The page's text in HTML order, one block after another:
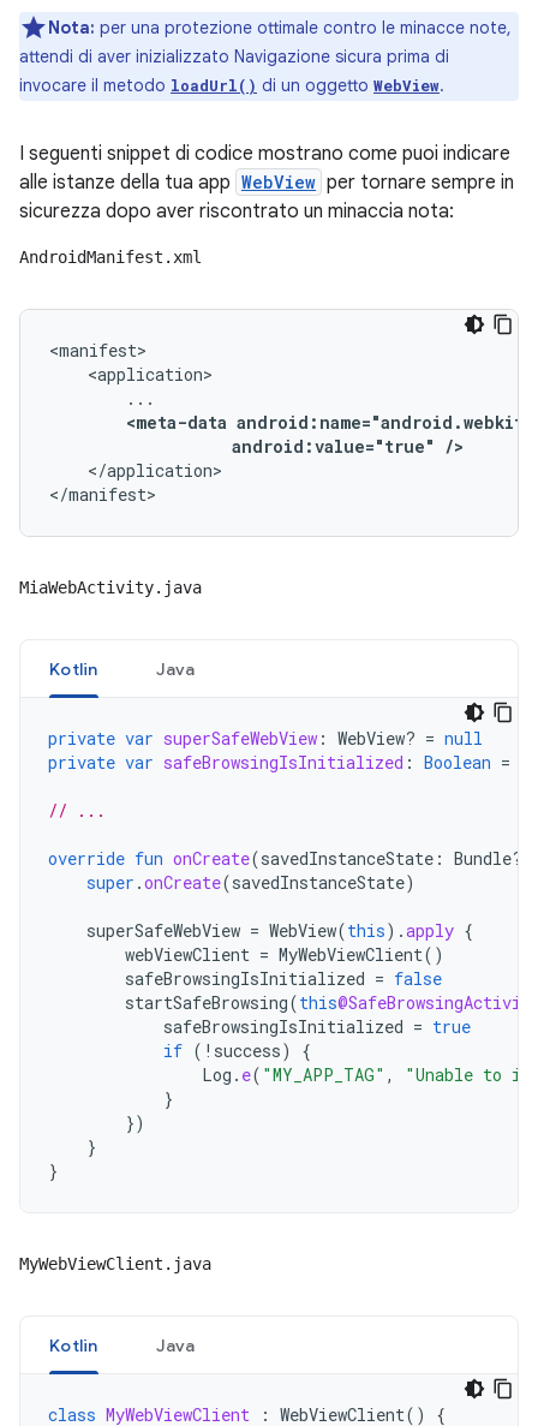
Nota: per una protezione ottimale contro le minacce note,
attendi di aver inizializzato Navigazione sicura prima di
invocare il metodo loadUrl() di un oggetto WebView.
I seguenti snippet di codice mostrano come puoi indicare
alle istanze della tua app WebView per tornare sempre in
sicurezza dopo aver riscontrato un minaccia nota:
AndroidManifest.xml
<manifest>
    <application>
        ...
<meta-data
                   android:value="true" />
    </application>
</manifest>
MiaWebActivity.java
Kotlin Java
private var superSafeWebView : WebView? = null
private var safeBrowsingIsInitialized : Boolean =
// ...
override fun onCreate(savedInstanceState : Bundle?)
super .onCreate(savedInstanceState)
superSafeWebView = WebView(this).apply {
webViewClient = MyWebViewClient()
safeBrowsingIsInitialized = false
startSafeBrowsing(this
safeBrowsingIsInitialized = true
if ( ! success)
{
Log . e( "MY_APP_TAG" ,
"Unable to
}
})
}
}
MyWebViewClient.java
Kotlin Java
class MyWebViewClient : WebViewClient() {